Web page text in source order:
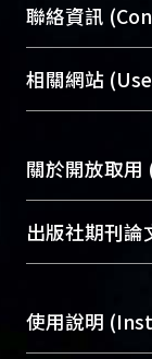
臺大位居世界
展現本校豐碩
機構典藏（
台，成為臺
成果。
To
profiles and
services of
聯絡資訊
總館學科館員
醫學圖書館學
Sciences
相關網站
關於開放取用
開放取用是
動，應用在學
用逐年攀升。
出版社期刊
含部分內
助與合作
使用說明